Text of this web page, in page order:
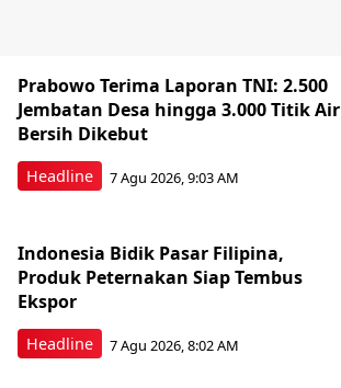
Headline
Prabowo Terima Laporan TNI: 2.500
Jembatan Desa hingga 3.000 Titik Air
Bersih Dikebut
7 Agu 2026, 9:03 AM
Headline
Indonesia Bidik Pasar Filipina,
Produk Peternakan Siap Tembus
Ekspor
7 Agu 2026, 8:02 AM